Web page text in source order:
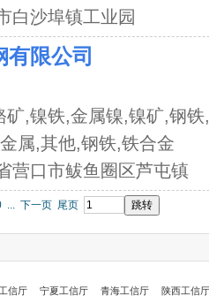
白沙埠镇工业园
有限公司
矿,镍铁,金属镍,镍矿,钢
属,其他,钢铁,铁合金
营口市鲅鱼圈区芦屯镇
... 下一页 尾页
信厅 宁夏工信厅 青海工信厅 陕西工信厅